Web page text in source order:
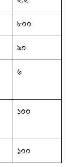
৮০০
৯০
৬
১০০
১০০